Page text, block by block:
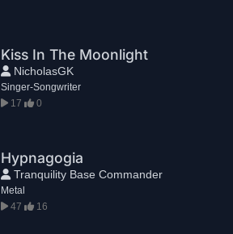
Kiss In The Moonlight
NicholasGK
Singer-Songwriter
17
0
Hypnagogia
Tranquility Base Commander
Metal
47
16